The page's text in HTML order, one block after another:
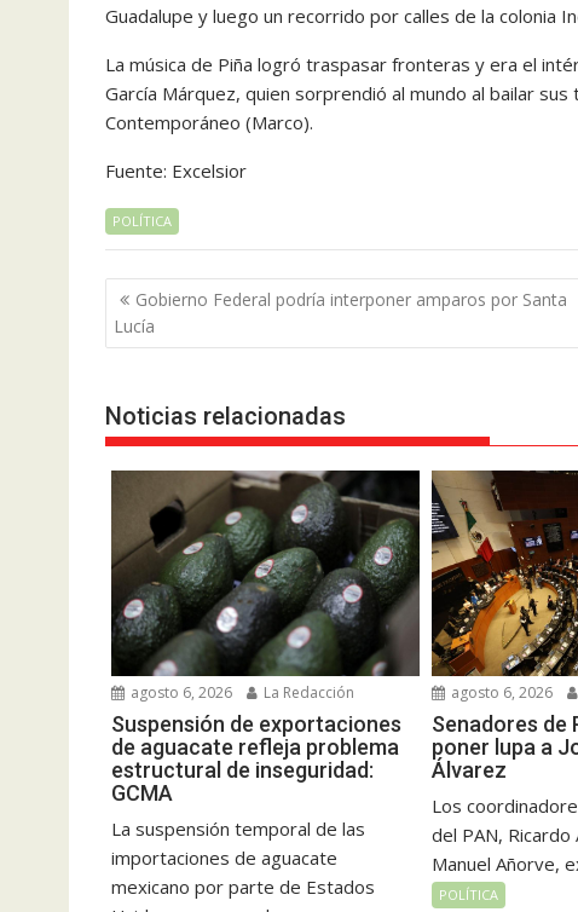
Guadalupe y luego un recorrido por calles de la colonia
La música de Piña logró traspasar fronteras y era el
García Márquez, quien sorprendió al mundo al bailar
Contemporáneo (Marco).
Fuente: Excelsior
POLÍTICA
Navegación
de
entradas
Gobierno Federal podría interponer amparos por Santa
Lucía
Noticias relacionadas
agosto 6, 2026 La Redacción
Suspensión de exportaciones
de aguacate refleja problema
estructural de inseguridad:
GCMA
La suspensión temporal de las
importaciones de aguacate
mexicano por parte de Estados
agosto 6, 2026
Senadores de
poner lupa a
Álvarez
Los
del PAN, Ricardo
Manuel Añorve,
POLÍTICA